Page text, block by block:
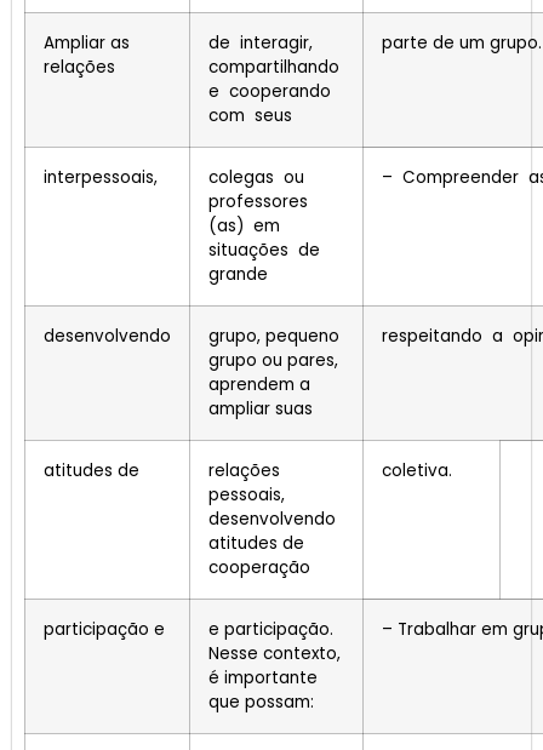
Ampliar as
relações
de interagir,
compartilhando
e cooperando
com seus
parte de um grupo.
interpessoais,
colegas ou
professores
(as) em
situações de
grande
– Compreender
desenvolvendo
grupo, pequeno
grupo ou pares,
aprendem a
ampliar suas
respeitando a
atitudes de
relações
pessoais,
desenvolvendo
atitudes de
cooperação
coletiva.
participação e
e participação.
Nesse contexto,
é importante
que possam:
– Trabalhar em